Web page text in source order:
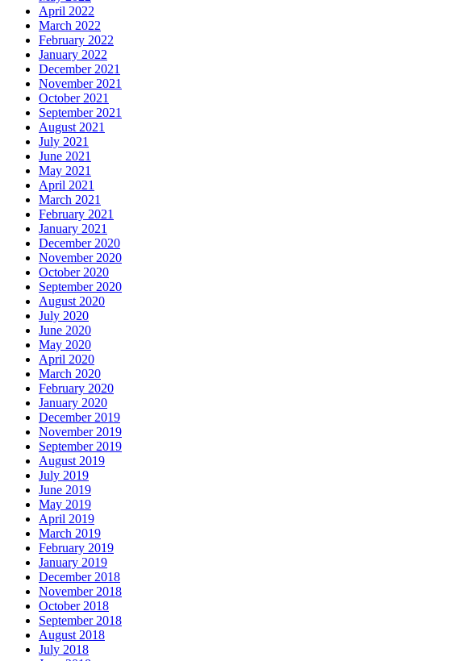
April 2022
March 2022
February 2022
January 2022
December 2021
November 2021
October 2021
September 2021
August 2021
July 2021
June 2021
May 2021
April 2021
March 2021
February 2021
January 2021
December 2020
November 2020
October 2020
September 2020
August 2020
July 2020
June 2020
May 2020
April 2020
March 2020
February 2020
January 2020
December 2019
November 2019
September 2019
August 2019
July 2019
June 2019
May 2019
April 2019
March 2019
February 2019
January 2019
December 2018
November 2018
October 2018
September 2018
August 2018
July 2018